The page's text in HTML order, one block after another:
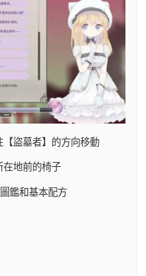
盜墓者】的方向移動
在地前的椅子
鑑和基本配方